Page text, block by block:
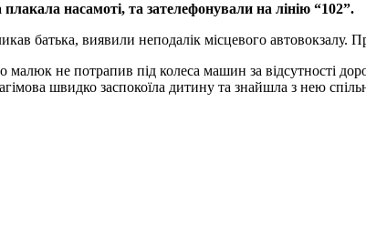
насамоті, та зателефонували на лінію “102”.
батька, виявили неподалік місцевого автовокзалу.
не потрапив під колеса машин за відсутності
швидко заспокоїла дитину та знайшла з нею